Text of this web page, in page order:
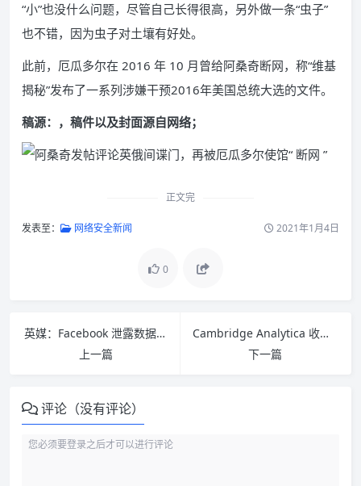
“小”也没什么问题，尽管自己长得很高，另外做一条“虫子”
也不错，因为虫子对土壤有好处。
此前，厄瓜多尔在 2016 年 10 月曾给阿桑奇断网，称“维基
揭秘”发布了一系列涉嫌干预2016年美国总统大选的文件。
稿源： ，稿件以及封面源自网络；
正文完
发表至： 网络安全新闻 2021年1月4日
0
英媒：Facebook 泄露数据目前仍未被删除
上一篇
Cambridge Analytica 收集的数万 Facebook 用户数据仍未被删除
下一篇
评论（没有评论）